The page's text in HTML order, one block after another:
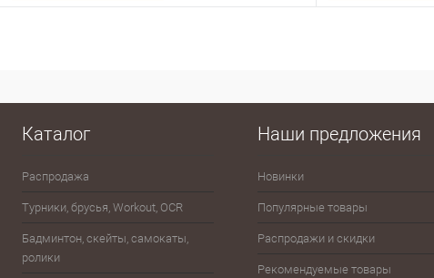
Каталог
Распродажа
Турники, брусья, Workout, OCR
Бадминтон, скейты, самокаты,
ролики
Эспандеры
Шахматы, шашки, лото, домино,
Наши предложения
Новинки
Популярные товары
Распродажи и скидки
Рекомендуемые товары